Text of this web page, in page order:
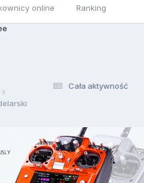
online Ranking
Cała aktywność